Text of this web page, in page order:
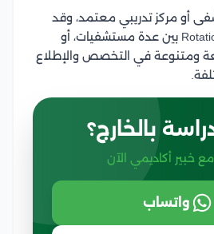
أو مركز تدريبي معتمد، وقد
يشمل نظام الدوران Rotation بين عدة مستشفيات، أو
ومتنوعة في التخصص والإطلاع
بالخارج؟
خبير أكاديمي الآن
واتساب